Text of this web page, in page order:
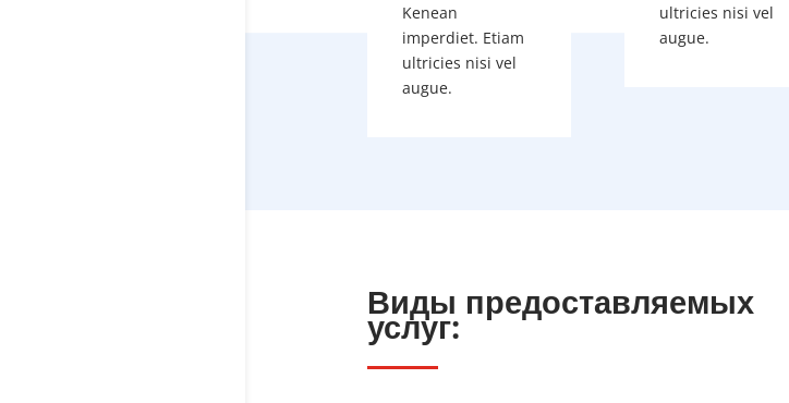
Kenean
imperdiet. Etiam
ultricies nisi vel
augue.
ultricies nisi vel
augue.
Виды предоставляемых
услуг: